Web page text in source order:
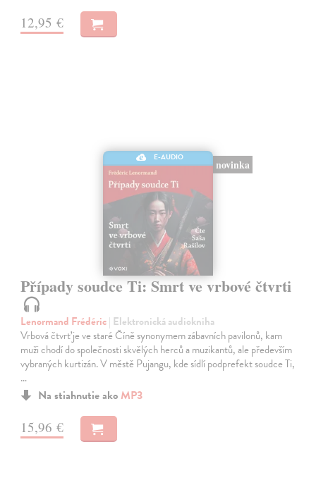
12,95 €
E-AUDIO
novinka
Případy soudce Ti: Smrt ve vrbové čtvrti
Lenormand Frédéric| Elektronická audiokniha
Vrbová čtvrť je ve staré Číně synonymem zábavních pavilonů, kam
muži chodí do společnosti skvělých herců a muzikantů, ale především
vybraných kurtizán. V městě Pujangu, kde sídlí podprefekt soudce Ti,
…
Na stiahnutie ako MP3
15,96 €